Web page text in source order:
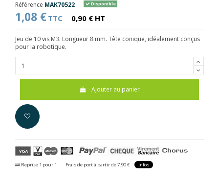
Référence MAK70522 Disponible
1,08 € TTC 0,90 € HT
Jeu de 10 vis M3. Longueur 8 mm. Tête conique, idéalement conçus
pour la robotique.
Ajouter au panier
Reprise 1 pour 1 Frais de port à partir de 7.90 € infos